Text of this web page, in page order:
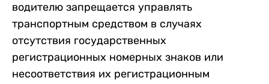
водителю запрещается управлять
транспортным средством в случаях
отсутствия государственных
регистрационных номерных знаков или
несоответствия их регистрационным